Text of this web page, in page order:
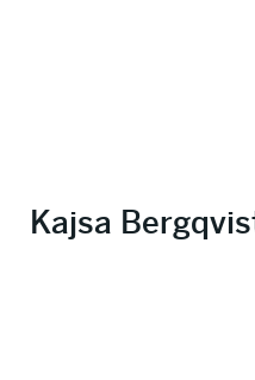
Kajsa